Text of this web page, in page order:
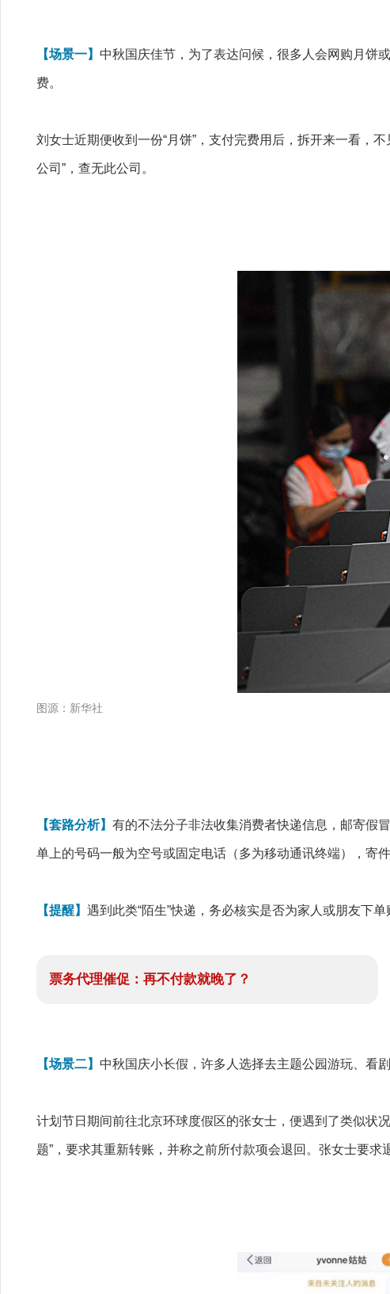
【场景一】 中秋国庆佳节，为了表达问候，很多人会网购月饼
费。
刘女士近期便收到一份“月饼”，支付完费用后，拆开来一看，
公司”，查无此公司。
图源：新华社
【套路分析】 有的不法分子非法收集消费者快递信息，邮寄假
单上的号码一般为空号或固定电话（多为移动通讯终端），寄
【提醒】 遇到此类“陌生”快递，务必核实是否为家人或朋友下
票务代理催促：再不付款就晚了？
【场景二】 中秋国庆小长假，许多人选择去主题公园游玩、看
计划节日期间前往北京环球度假区的张女士，便遇到了类似状
题”，要求其重新转账，并称之前所付款项会退回。张女士要求